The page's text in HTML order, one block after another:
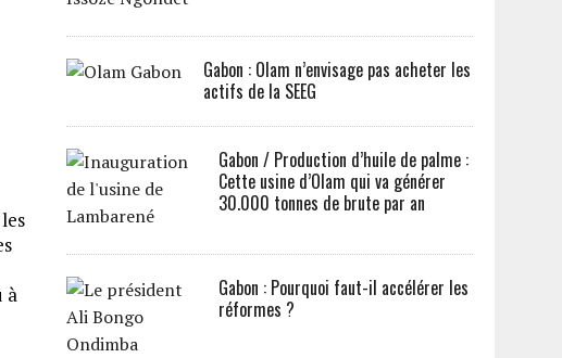
à
Gabon : Olam n’envisage pas acheter les
actifs de la SEEG
Gabon / Production d’huile de palme :
Cette usine d’Olam qui va générer
30.000 tonnes de brute par an
Gabon : Pourquoi faut-il accélérer les
réformes ?